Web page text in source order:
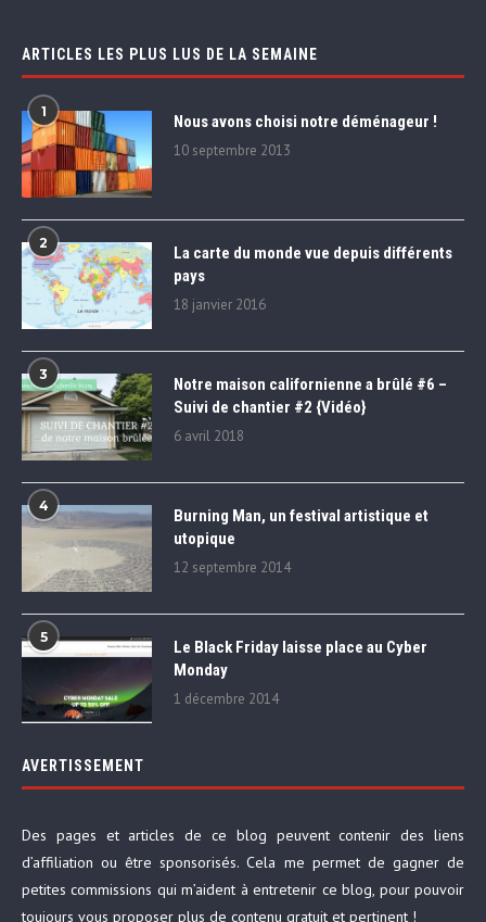
ARTICLES LES PLUS LUS DE LA SEMAINE
1 Nous avons choisi notre déménageur !
10 septembre 2013
2
La carte du monde vue depuis différents
pays
18 janvier 2016
3
Notre maison californienne a brûlé #6 –
Suivi de chantier #2 {Vidéo}
6 avril 2018
4
Burning Man, un festival artistique et
utopique
12 septembre 2014
5
Le Black Friday laisse place au Cyber
Monday
1 décembre 2014
AVERTISSEMENT
Des pages et articles de ce blog peuvent contenir des liens
d’affiliation ou être sponsorisés. Cela me permet de gagner de
petites commissions qui m’aident à entretenir ce blog, pour pouvoir
toujours vous proposer plus de contenu gratuit et pertinent !